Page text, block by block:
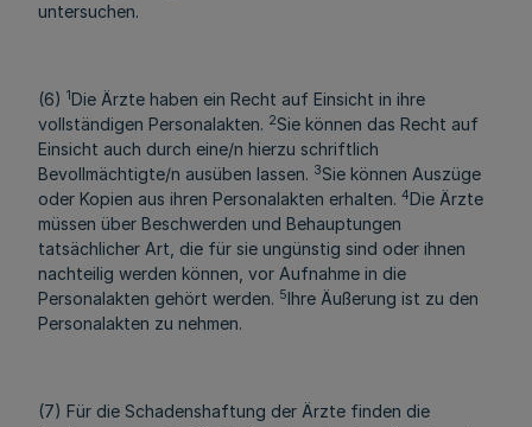
untersuchen.
(6) 1Die Ärzte haben ein Recht auf Einsicht in ihre
vollständigen Personalakten. 2Sie können das Recht auf
Einsicht auch durch eine/n hierzu schriftlich
Bevollmächtigte/n ausüben lassen. 3Sie können Auszüge
oder Kopien aus ihren Personalakten erhalten. 4Die Ärzte
müssen über Beschwerden und Behauptungen
tatsächlicher Art, die für sie ungünstig sind oder ihnen
nachteilig werden können, vor Aufnahme in die
Personalakten gehört werden. 5Ihre Äußerung ist zu den
Personalakten zu nehmen.
(7) Für die Schadenshaftung der Ärzte finden die